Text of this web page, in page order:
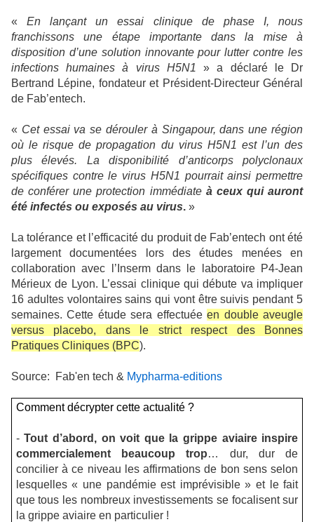
«En lançant un essai clinique de phase I, nous
franchissons une étape importante dans la mise à
disposition d’une solution innovante pour lutter contre les
infections humaines à virus H5N1
» a déclaré le Dr
Bertrand Lépine, fondateur et Président-Directeur Général
de Fab’entech.
« Cet essai va se dérouler à Singapour, dans une région
où le risque de propagation du virus H5N1 est l’un des
plus élevés. La disponibilité d’anticorps polyclonaux
spécifiques contre le virus H5N1 pourrait ainsi permettre
de conférer une protection immédiate à ceux qui auront
été infectés ou exposés au virus. »
La tolérance et l’efficacité du produit de Fab’entech ont été
largement documentées lors des études menées en
collaboration avec l’Inserm dans le laboratoire P4-Jean
Mérieux de Lyon. L’essai clinique qui débute va impliquer
16 adultes volontaires sains qui vont être suivis pendant 5
semaines. Cette étude sera effectuéeen double aveugle
versus placebo, dans le strict respect des Bonnes
Pratiques Cliniques (BPC).
Source: Fab'en tech & Mypharma-editions
Comment décrypter cette actualité ?
-Tout d’abord, on voit que la grippe aviaire inspire
commercialement beaucoup trop… dur, dur de
concilier à ce niveau les affirmations de bon sens selon
lesquelles « une pandémie est imprévisible » et le fait
que tous les nombreux investissements se focalisent sur
la grippe aviaire en particulier !